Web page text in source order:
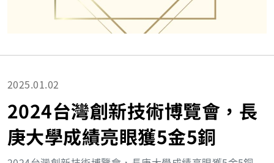
2025.01.02
2024台灣創新技術博覽會，長
庚大學成績亮眼獲5金5銅